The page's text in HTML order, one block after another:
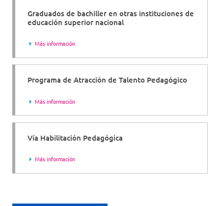
Graduados de bachiller en otras instituciones de
educación superior nacional
Más información
Programa de Atracción de Talento Pedagógico
Más información
Vía Habilitación Pedagógica
Más información